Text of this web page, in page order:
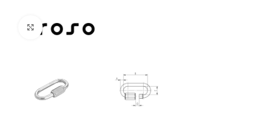
Zum Vergrößern klicken